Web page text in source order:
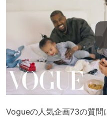
Vogueの人気企画73の質問